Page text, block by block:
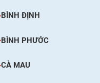
BÌNH ĐỊNH
BÌNH PHƯỚC
CÀ MAU